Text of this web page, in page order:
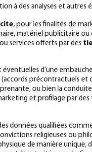
à des analyses et autres
, pour les finalités de
matériel publicitaire
services offerts par des
éventuelles d’une
précontractuels et
ou bien la
et profilage par
données qualifiées
religieuses ou
de manière